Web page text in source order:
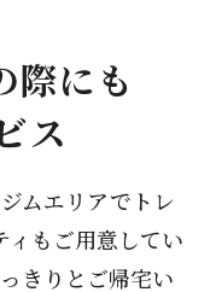
際にも
ス
ムエリアでトレ
ィもご用意してい
きりとご帰宅い